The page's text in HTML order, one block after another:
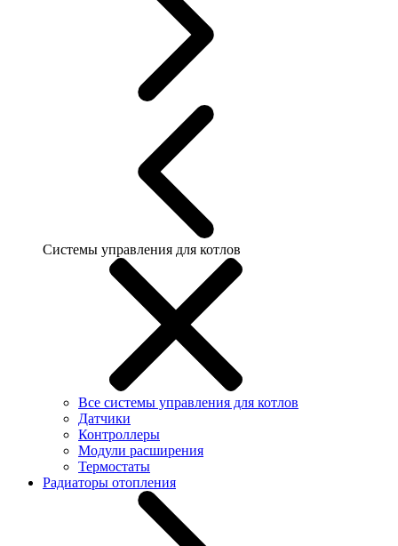
Системы управления для котлов
Все системы управления для котлов
Датчики
Контроллеры
Модули расширения
Термостаты
Радиаторы отопления